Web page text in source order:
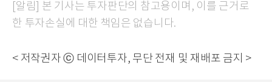
[알림] 본 기사는 투자판단의 참고용이며, 이를 근거로
한 투자손실에 대한 책임은 없습니다.
< 저작권자 ⓒ 데이터투자, 무단 전재 및 재배포 금지 >